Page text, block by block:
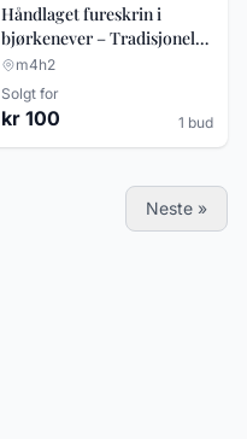
Håndlaget fureskrin i
bjørkenever – Tradisjonelt
folkehåndverk –
Geometrisk mønster
m4h2
Solgt for
kr 100 1 bud
Neste »